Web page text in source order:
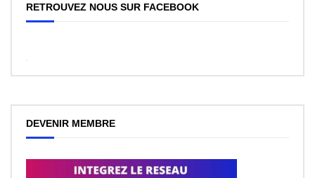
RETROUVEZ NOUS SUR FACEBOOK
WordPress
DEVENIR MEMBRE